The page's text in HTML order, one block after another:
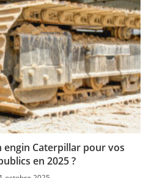
Caterpillar pour vos
en 2025 ?